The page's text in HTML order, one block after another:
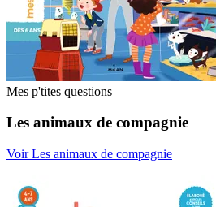
Mes p'tites questions
Les animaux de compagnie
Voir Les animaux de compagnie